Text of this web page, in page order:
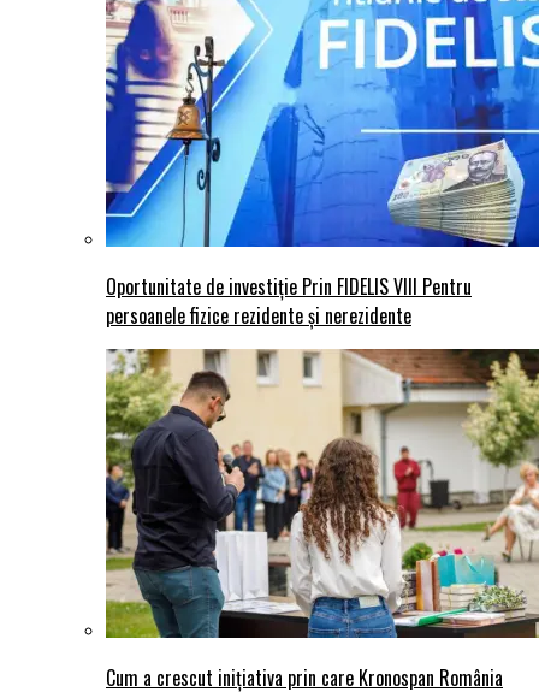
Oportunitate de investiție Prin FIDELIS VIII Pentru
persoanele fizice rezidente și nerezidente
Cum a crescut inițiativa prin care Kronospan România